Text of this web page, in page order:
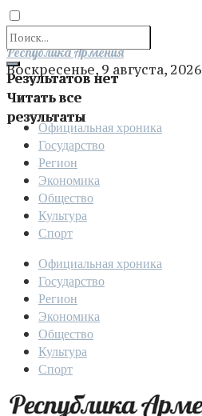
Результатов нет
Читать все
результаты
Отправить
Республика Армения
Воскресенье, 9 августа, 2026
Официальная хроника
Государство
Регион
Экономика
Общество
Культура
Спорт
Официальная хроника
Государство
Регион
Экономика
Общество
Культура
Спорт